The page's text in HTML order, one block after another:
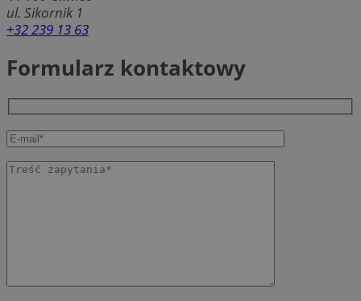
ul. Sikornik 1
+32 239 13 63
Formularz kontaktowy